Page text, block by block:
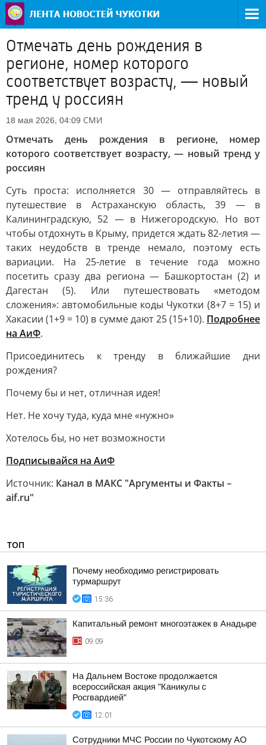
Отмечать день рождения в
регионе, номер которого
соответствует возрасту, — новый
тренд у россиян
18 мая 2026, 04:09 СМИ
Отмечать день рождения в регионе, номер
которого соответствует возрасту, — новый тренд у
россиян
Суть проста: исполняется 30 — отправляйтесь в
путешествие в Астраханскую область, 39 — в
Калининградскую, 52 — в Нижегородскую. Но вот
чтобы отдохнуть в Крыму, придется ждать 82-летия —
таких неудобств в тренде немало, поэтому есть
вариации. На 25-летие в течение года можно
посетить сразу два региона — Башкортостан (2) и
Дагестан (5). Или путешествовать «методом
сложения»: автомобильные коды Чукотки (8+7 = 15) и
Хакасии (1+9 = 10) в сумме дают 25 (15+10). Подробнее
на АиФ.
Присоединитесь к тренду в ближайшие дни
рождения?
Почему бы и нет, отличная идея!
Нет. Не хочу туда, куда мне «нужно»
Хотелось бы, но нет возможности
Подписывайся на АиФ
Источник: Канал в МАКС "Аргументы и Факты –
aif.ru"
ТОП
Почему необходимо регистрировать
турмаршрут
15:36
Капитальный ремонт многоэтажек в Анадыре
09:09
На Дальнем Востоке продолжается
всероссийская акция "Каникулы с
Росгвардией"
12:01
Сотрудники МЧС России по Чукотскому АО